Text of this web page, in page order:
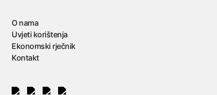
O nama
Uvjeti korištenja
Ekonomski rječnik
Kontakt